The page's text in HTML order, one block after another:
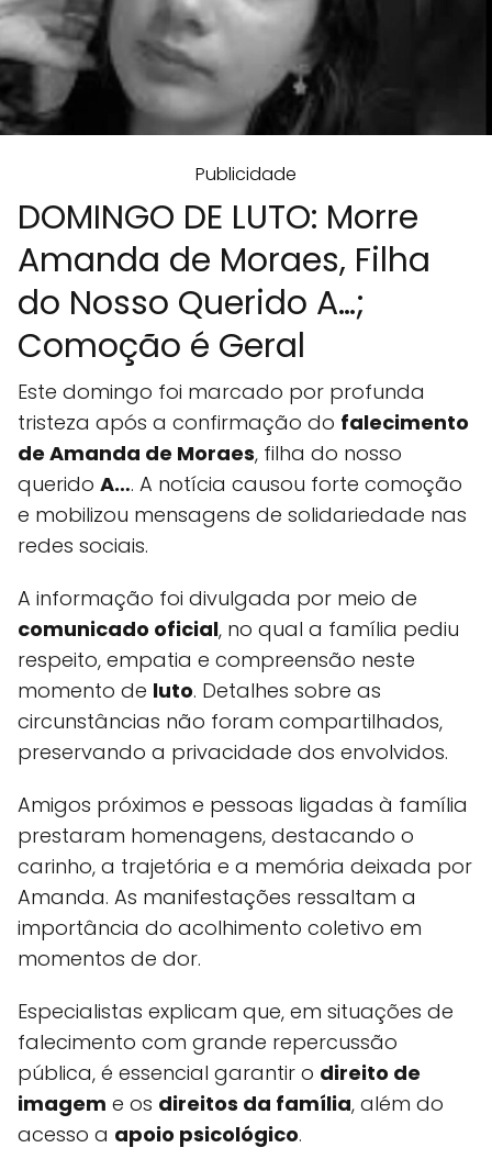
Publicidade
DOMINGO DE LUTO: Morre
Amanda de Moraes, Filha
do Nosso Querido A…;
Comoção é Geral
Este domingo foi marcado por profunda
tristeza após a confirmação do falecimento
de Amanda de Moraes, filha do nosso
querido A…. A notícia causou forte comoção
e mobilizou mensagens de solidariedade nas
redes sociais.
A informação foi divulgada por meio de
comunicado oficial, no qual a família pediu
respeito, empatia e compreensão neste
momento de luto. Detalhes sobre as
circunstâncias não foram compartilhados,
preservando a privacidade dos envolvidos.
Amigos próximos e pessoas ligadas à família
prestaram homenagens, destacando o
carinho, a trajetória e a memória deixada por
Amanda. As manifestações ressaltam a
importância do acolhimento coletivo em
momentos de dor.
Especialistas explicam que, em situações de
falecimento com grande repercussão
pública, é essencial garantir o direito de
imagem e os direitos da família, além do
acesso a apoio psicológico.